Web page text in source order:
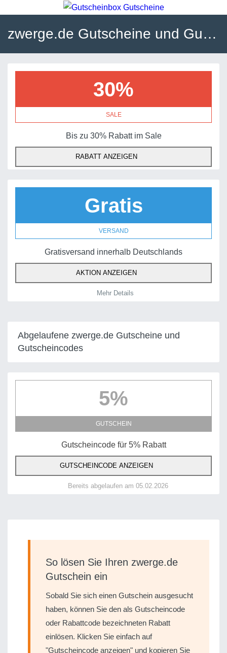
30%
SALE
Bis zu 30% Rabatt im Sale
RABATT ANZEIGEN
Gratis
VERSAND
Gratisversand innerhalb Deutschlands
AKTION ANZEIGEN
Mehr Details
Abgelaufene zwerge.de Gutscheine und
Gutscheincodes
5%
GUTSCHEIN
Gutscheincode für 5% Rabatt
GUTSCHEINCODE ANZEIGEN
Bereits abgelaufen am 05.02.2026
So lösen Sie Ihren zwerge.de
Gutschein ein
Sobald Sie sich einen Gutschein ausgesucht
haben, können Sie den als Gutscheincode
oder Rabattcode bezeichneten Rabatt
einlösen. Klicken Sie einfach auf
"Gutscheincode anzeigen" und kopieren Sie